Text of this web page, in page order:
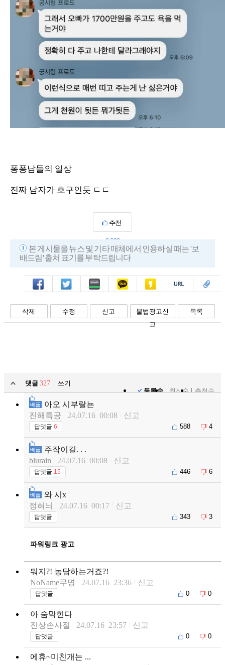
퐁퐁남들의 일상
진짜 남자가 호구인듯 ㄷㄷ
추천
2,038
본 게시물을 뉴스 및 기타 매체에서 인용하실 때는 '보
배드림' 출처 표기를 부탁드립니다
페북 트윗 밴드 카톡 카스 복사 스크랩
삭제 수정 신고
불법광고신
고
목록
댓글 327
쓰기
등록순
최신순 추천순
베플
아오 시부랄뇬
진해특공
24.07.16 00:08 신고
답댓글 6 588 4
베플
주작이길. . .
blurain
24.07.16 00:08 신고
답댓글 15 446 6
베플
와 시x
정혀늬
24.07.16 00:17 신고
답댓글 343 3
파워링크 광고
뭐지?! 농담하는거죠?!
NoName무명
24.07.16 23:36 신고
답댓글 0 0
아 숨막힌다
진상손사절
24.07.16 23:57 신고
답댓글 0 0
에휴~미친개는 ...